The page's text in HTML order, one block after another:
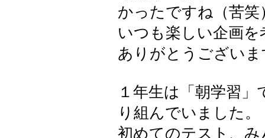
かったですね（苦笑
いつも楽しい企画
ありがとうございま
１年生は「朝学習
り組んでいました。
初めてのテスト、